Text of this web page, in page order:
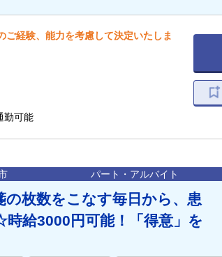
経験、能力を考慮して決定いたしま
勤可能
パート・アルバイト
枚数をこなす毎日から、患
給3000円可能！「得意」を